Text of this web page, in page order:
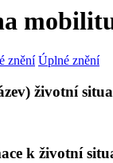
znění Úplné znění
životní
k životní